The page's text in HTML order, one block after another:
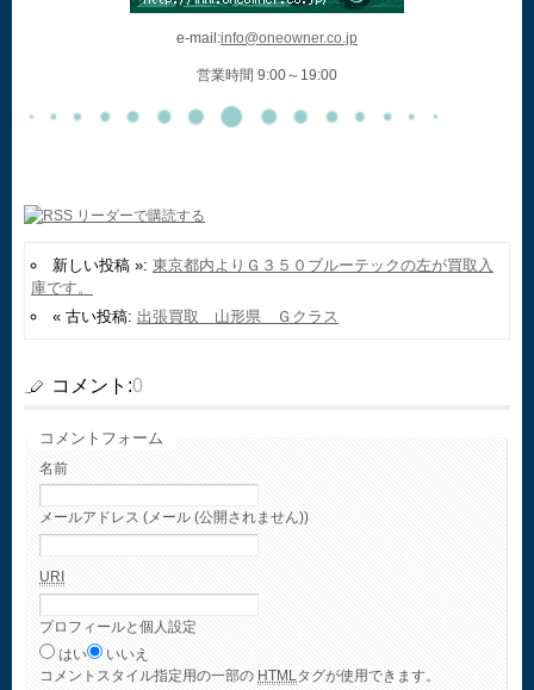
e-mail:info@oneowner.co.jp
営業時間 9:00～19:00
新しい投稿 »: 東京都内よりＧ３５０ブルーテックの左が買取入
庫です。
« 古い投稿: 出張買取 山形県 Ｇクラス
コメント:0
コメントフォーム
名前
メールアドレス (メール (公開されません))
URI
プロフィールと個人設定
はい
いいえ
コメント スタイル指定用の一部の HTMLタグが使用できます。